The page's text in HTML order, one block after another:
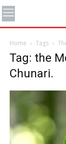
Home Tags
Tag: the
Chunari.